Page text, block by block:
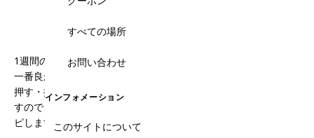
すべての場所
お問い合わせ
インフォメーション
このサイトについて
-
1週間の出張でいくつかのマッサージ店に行きましたが、ここが
一番良かったです。今回は強めでお願いしましたが、しっかりと
押す・揉むなど満足いくものでした。強すぎないかも聞いてきま
すので、好みの強さに調整してくれます。次回の出張の際にはリ
ピします。あっという間の2時間でした。